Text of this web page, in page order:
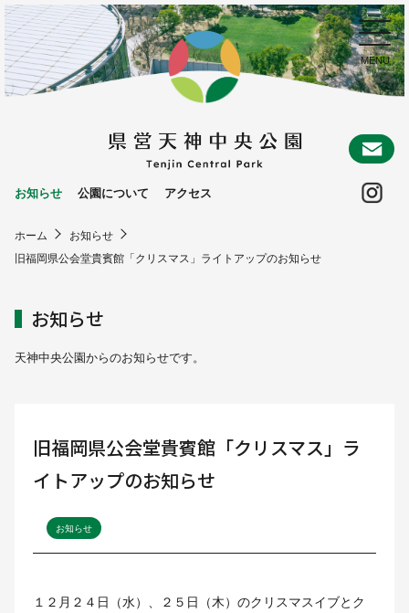
お知らせ 公園について アクセス
ホーム
お知らせ
旧福岡県公会堂貴賓館「クリスマス」ライトアップのお知らせ
お知らせ
天神中央公園からのお知らせです。
旧福岡県公会堂貴賓館「クリスマス」ラ
イトアップのお知らせ
お知らせ
１２月２４日（水）、２５日（木）のクリスマスイブとク